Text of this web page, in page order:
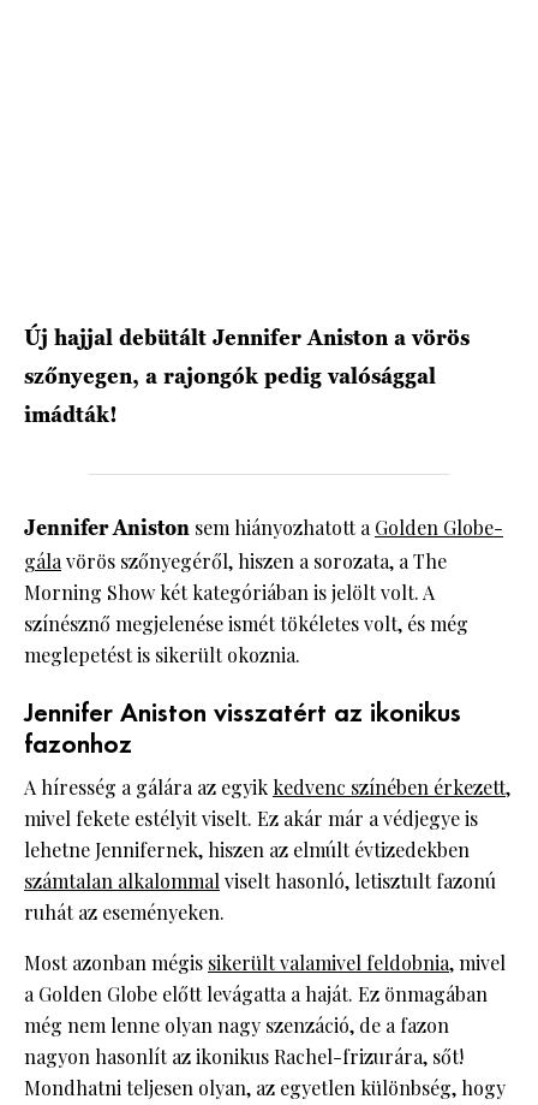
Új hajjal debütált Jennifer Aniston a vörös
szőnyegen, a rajongók pedig valósággal
imádták!
Jennifer Aniston sem hiányozhatott aGolden Globe-
gálavörös szőnyegéről, hiszen a sorozata, a The
Morning Show két kategóriában is jelölt volt. A
színésznő megjelenése ismét tökéletes volt, és még
meglepetést is sikerült okoznia.
Jennifer Aniston visszatért az ikonikus
fazonhoz
A híresség a gálára az egyik kedvenc színében érkezett,
mivel fekete estélyit viselt. Ez akár már a védjegye is
lehetne Jennifernek, hiszen az elmúlt évtizedekben
számtalan alkalommalviselt hasonló, letisztult fazonú
ruhát az eseményeken.
Most azonban mégis sikerült valamivel feldobnia, mivel
a Golden Globe előtt levágatta a haját. Ez önmagában
még nem lenne olyan nagy szenzáció, de a fazon
nagyon hasonlít az ikonikus Rachel-frizurára, sőt!
Mondhatni teljesen olyan, az egyetlen különbség, hogy